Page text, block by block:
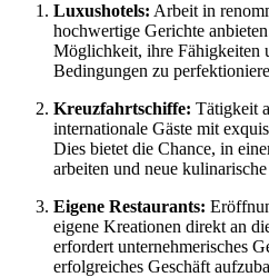
Luxushotels: Arbeit in
hochwertige Gerichte
Möglichkeit, ihre Fähigkeiten
Bedingungen zu
Kreuzfahrtschiffe: Tätigkeit
internationale Gäste mit
Dies bietet die Chance, in
arbeiten und neue
Eigene Restaurants:
eigene Kreationen direkt an
erfordert unternehmerisches
erfolgreiches Geschäft